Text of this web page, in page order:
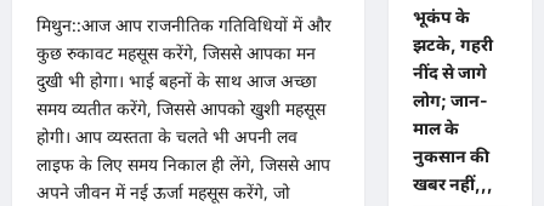
मिथुन::आज आप राजनीतिक गतिविधियों में और
कुछ रुकावट महसूस करेंगे, जिससे आपका मन
दुखी भी होगा। भाई बहनों के साथ आज अच्छा
समय व्यतीत करेंगे, जिससे आपको खुशी महसूस
होगी। आप व्यस्तता के चलते भी अपनी लव
लाइफ के लिए समय निकाल ही लेंगे, जिससे आप
अपने जीवन में नई ऊर्जा महसूस करेंगे, जो
भूकंप के
झटके, गहरी
नींद से जागे
लोग; जान-
माल के
नुकसान की
खबर नहीं,,,